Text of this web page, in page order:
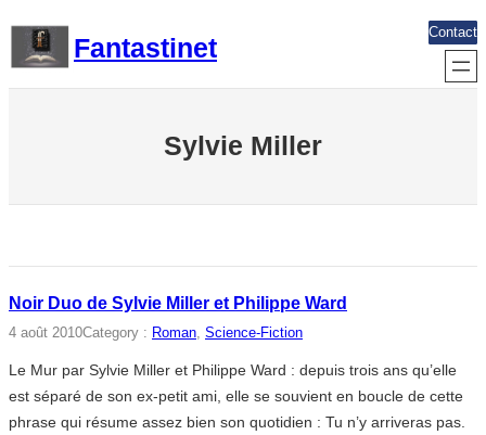
contenu
Fantastinet
Contact
Sylvie Miller
Noir Duo de Sylvie Miller et Philippe Ward
4 août 2010Category : Roman, Science-Fiction
Le Mur par Sylvie Miller et Philippe Ward : depuis trois ans qu’elle
est séparé de son ex-petit ami, elle se souvient en boucle de cette
phrase qui résume assez bien son quotidien : Tu n’y arriveras pas.